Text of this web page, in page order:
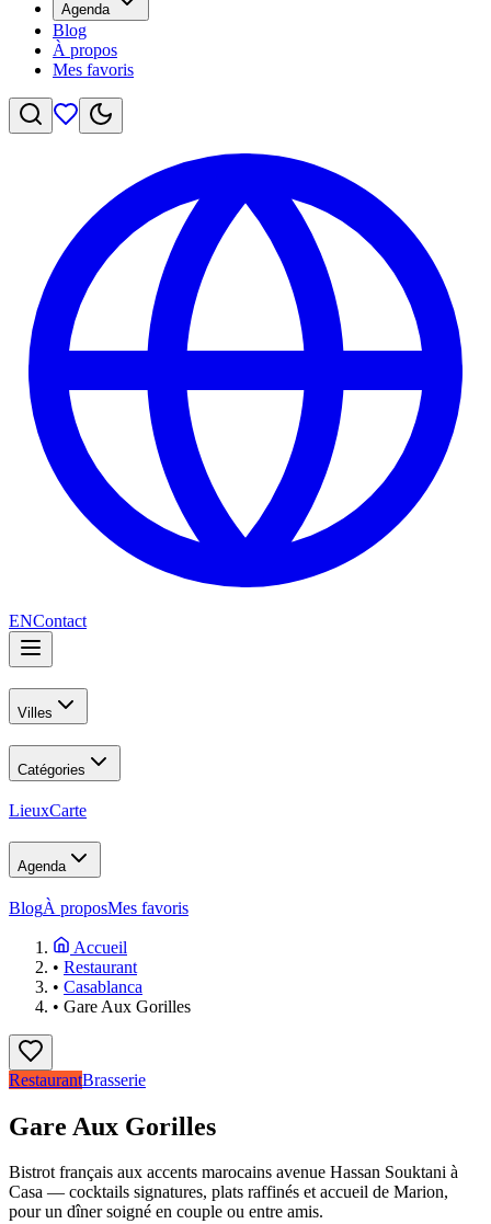
Agenda
Blog
À propos
Mes favoris
ENContact
Villes
Catégories
LieuxCarte
Agenda
BlogÀ proposMes favoris
Accueil
• Restaurant
• Casablanca
• Gare Aux Gorilles
RestaurantBrasserie
Gare Aux Gorilles
Bistrot français aux accents marocains avenue Hassan Souktani à
Casa — cocktails signatures, plats raffinés et accueil de Marion,
pour un dîner soigné en couple ou entre amis.